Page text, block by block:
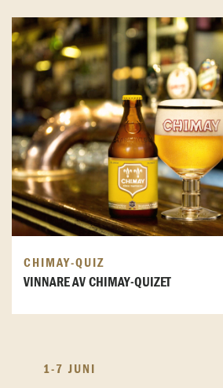
CHIMAY-QUIZ
VINNARE AV CHIMAY-QUIZET
1-7 JUNI